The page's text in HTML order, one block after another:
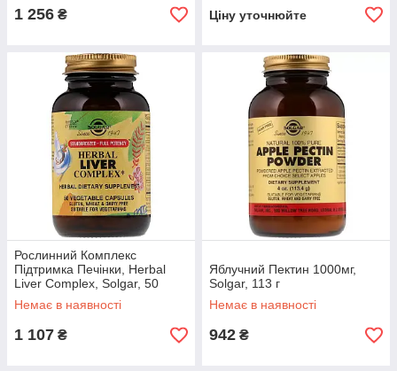
1 256 ₴ Ціну уточнюйте
Рослинний Комплекс
Підтримка Печінки, Herbal
Liver Complex, Solgar, 50
гельових капсул
Немає в наявності
1 107 ₴
Яблучний Пектин 1000мг,
Solgar, 113 г
Немає в наявності
942 ₴